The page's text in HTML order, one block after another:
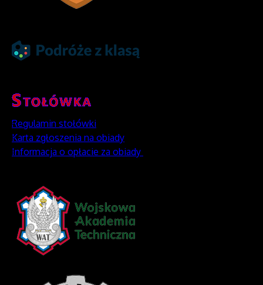
Regulamin stołówki
Karta zgłoszenia na obiady
Informacja o opłacie za obiady